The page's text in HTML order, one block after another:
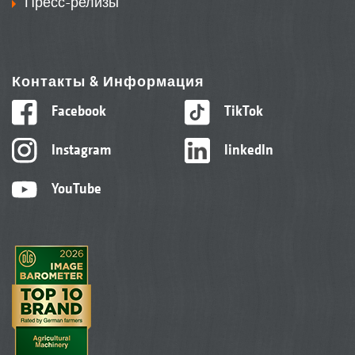
Контакты & Информация
Facebook
Instagram
YouTube
TikTok
linkedIn